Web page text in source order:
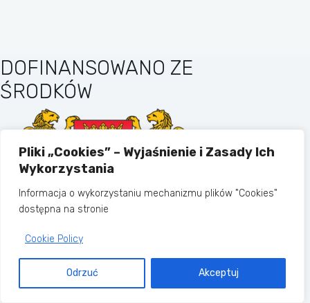
Pliki „Cookies” – Wyjaśnienie i Zasady Ich
Wykorzystania
Informacja o wykorzystaniu mechanizmu plików "Cookies"
dostępna na stronie
Cookie Policy
Odrzuć Akceptuj
DOFINANSOWANO ZE
ŚRODKÓW
MIASTO GDAŃSK
Copyright © 2026 - Motyw WordPress